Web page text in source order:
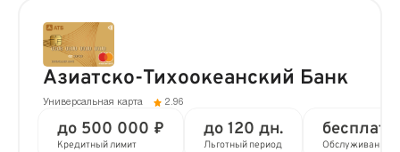
Азиатско-Тихоокеанский Банк
Универсальная карта 2.96
до 500 000 ₽
Кредитный лимит
до 120 дн.
Льготный период Обслуживание